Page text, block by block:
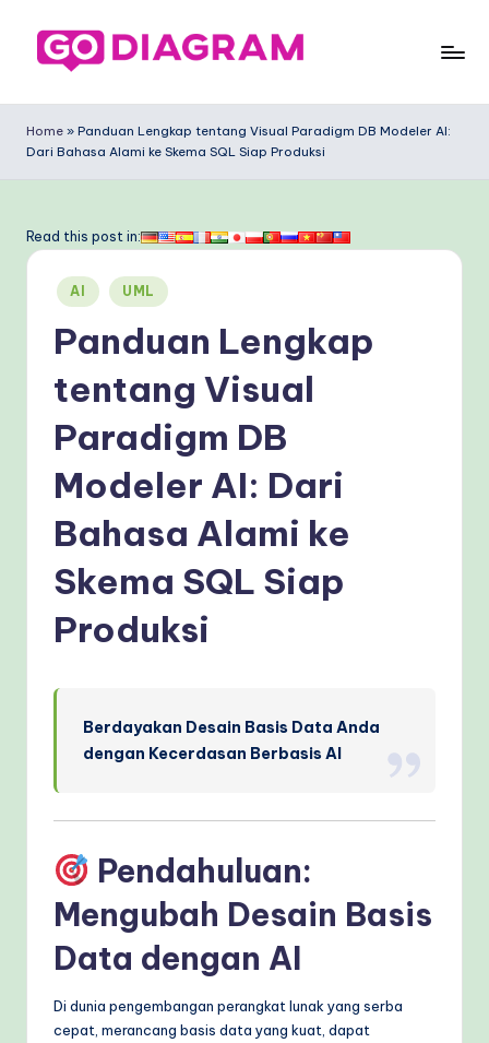
o
D
g
ra
m
In
si
A
W
o
Home » Panduan Lengkap tentang Visual Paradigm DB Modeler AI:
Dari Bahasa Alami ke Skema SQL Siap Produksi
Read this post in:
Posted
in
AI UML
Panduan Lengkap
tentang Visual
Paradigm DB
Modeler AI: Dari
Bahasa Alami ke
Skema SQL Siap
Produksi
Berdayakan Desain Basis Data Anda
dengan Kecerdasan Berbasis AI
Pendahuluan:
Mengubah Desain Basis
Data dengan AI
Di dunia pengembangan perangkat lunak yang serba
cepat, merancang basis data yang kuat, dapat